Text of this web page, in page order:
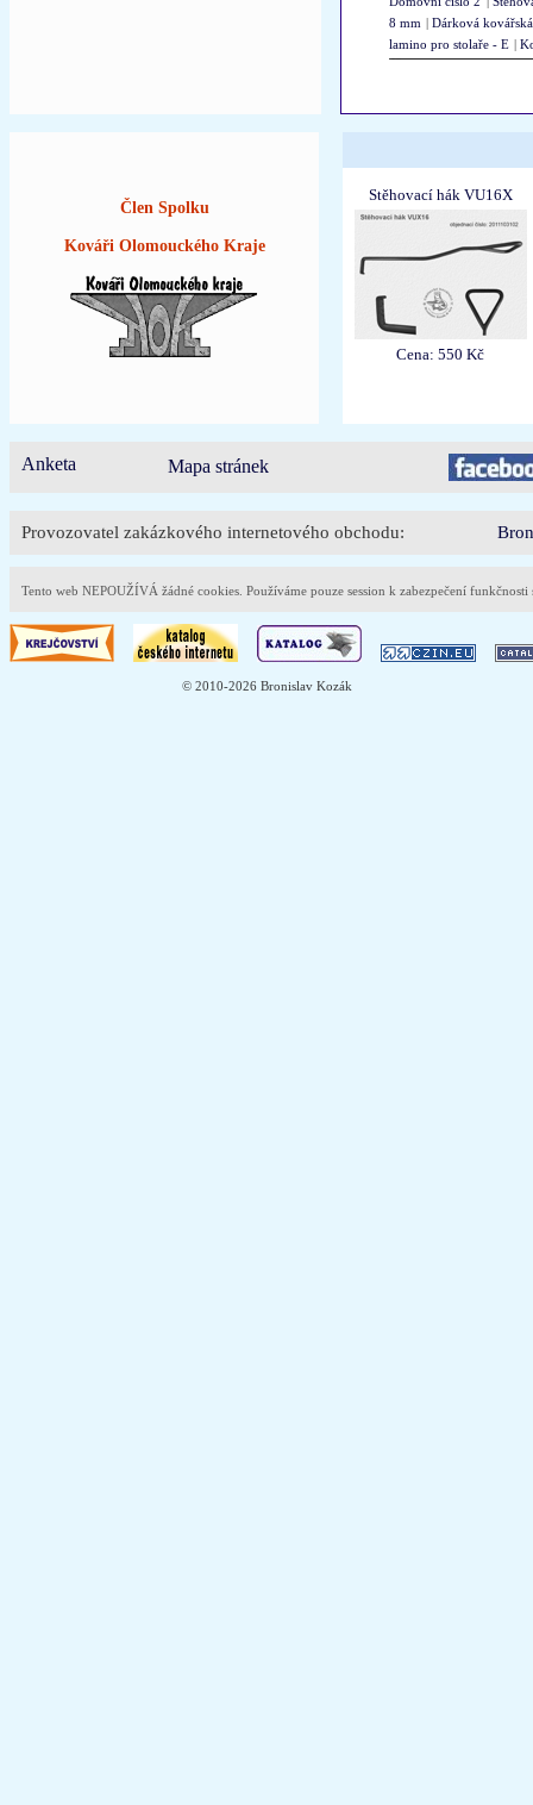
8 mm |Dárková
lamino pro stolaře - E |
Člen Spolku
Kováři Olomouckého Kraje
Stěhovací hák VU16X
Cena: 550 Kč
Anketa Mapa stránek
Provozovatel zakázkového internetového obchodu:
Tento web NEPOUŽÍVÁ žádné cookies. Používáme pouze session k zabezpečení
© 2010-2026 Bronislav Kozák